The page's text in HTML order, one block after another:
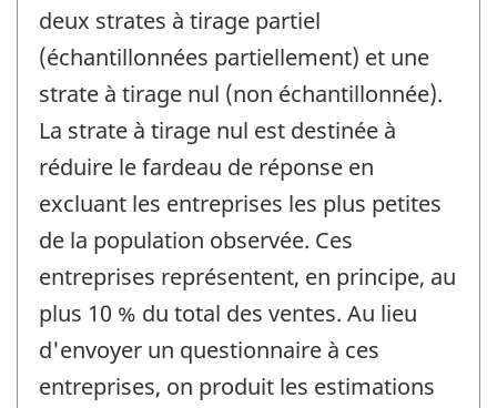
deux strates à tirage partiel
(échantillonnées partiellement) et une
strate à tirage nul (non échantillonnée).
La strate à tirage nul est destinée à
réduire le fardeau de réponse en
excluant les entreprises les plus petites
de la population observée. Ces
entreprises représentent, en principe, au
plus 10 % du total des ventes. Au lieu
d'envoyer un questionnaire à ces
entreprises, on produit les estimations